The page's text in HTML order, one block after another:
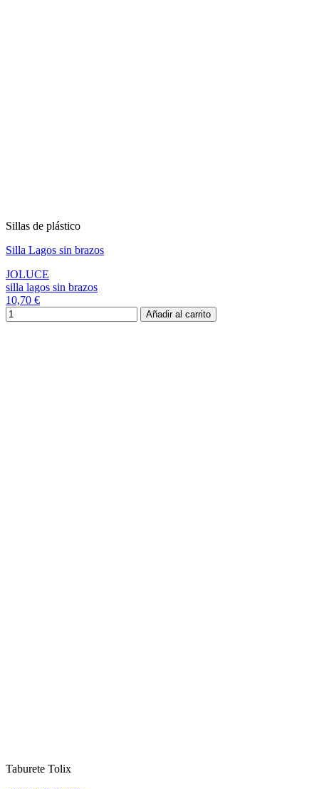
Sillas de plástico
Silla Lagos sin brazos
JOLUCE
silla lagos sin brazos
10,70 €
Añadir al carrito
Taburete Tolix